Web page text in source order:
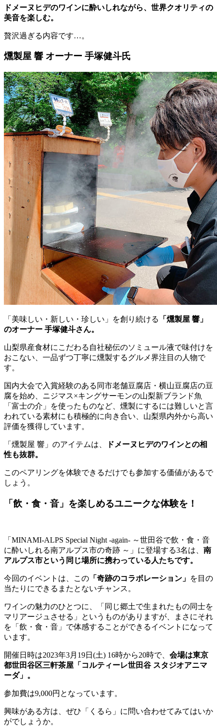
ドメーヌヒデのワインに酔いしれながら、世界クオリティの
美音を楽しむ。
贅沢過ぎる内容です…。
燻製屋 響 オーナー 手塚健斗氏
「美味しい・新しい・珍しい」を創り続ける
「燻製屋 響」
のオーナー 手塚健斗さん。
山梨県産食材にこだわる自社秘伝のソミュール液で味付けを
おこない、一品ずつ丁寧に燻製するグルメ界注目の人物で
す。
国内大会で入賞経験のある同市老舗豆腐店・横山豆腐店の豆
腐を始め、ニジマス×キングサーモンの山梨新ブランド魚
「富士の介」を使ったものなど、燻製にするには難しいと言
われている素材にも積極的に向き合い、山梨県内外から高い
評価を獲得しています。
「燻製屋 響」のアイテムは、
ドメーヌヒデのワインとの相
性も抜群。
このペアリングを体験できるだけでも参加する価値があるで
しょう。
「飲・食・音」を楽しめるユニークな体験を！
「MINAMI-ALPS Special Night -again- ～世田谷で飲・食・音
に酔いしれる南アルプス市の奇跡 ～」に登場する3名は、 南
アルプス市という同じ場所に携わっている人たちです。
今回のイベントは、この 「奇跡のコラボレーション」 を目の
当たりにできるまたとないチャンス。
ワインの魅力のひとつに、「同じ郷土で生まれたもの同士を
マリアージュさせる」というものがありますが、まさにそれ
を「飲・食・音」で体感することができるイベントになって
います。
開催日時は2023年3月19日(土) 16時から20時で、 会場は東京
都世田谷区三軒茶屋「コルティーレ世田谷 スタジオアニマ
ーダ」。
参加費は9,000円となっています。
興味がある方は、ぜひ「くるら」に問い合わせてみてはいか
がでしょうか。